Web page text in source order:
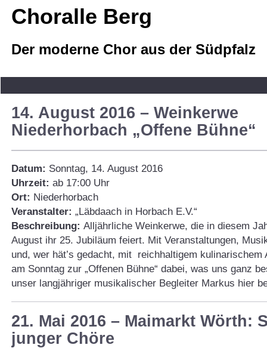
Choralle Berg
Der moderne Chor aus der Südpfalz
14. August 2016 – Weinkerwe
Niederhorbach „Offene Bühne“
Datum: Sonntag, 14. August 2016
Uhrzeit: ab 17:00 Uhr
Ort: Niederhorbach
Veranstalter: „Läbdaach in Horbach E.V.“
Beschreibung: Alljährliche Weinkerwe, die in diesem
August ihr 25. Jubiläum feiert. Mit Veranstaltungen,
und, wer hät’s gedacht, mit reichhaltigem kulinarischem
am Sonntag zur „Offenen Bühne“ dabei, was uns ganz
unser langjähriger musikalischer Begleiter Markus hier
21. Mai 2016 – Maimarkt Wörth:
junger Chöre